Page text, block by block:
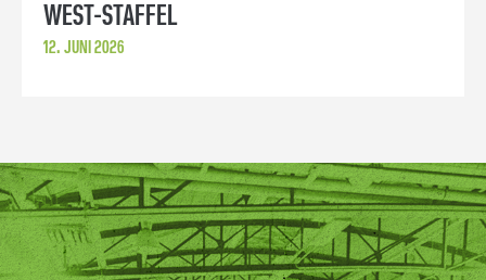
WEST-STAFFEL
12. JUNI 2026